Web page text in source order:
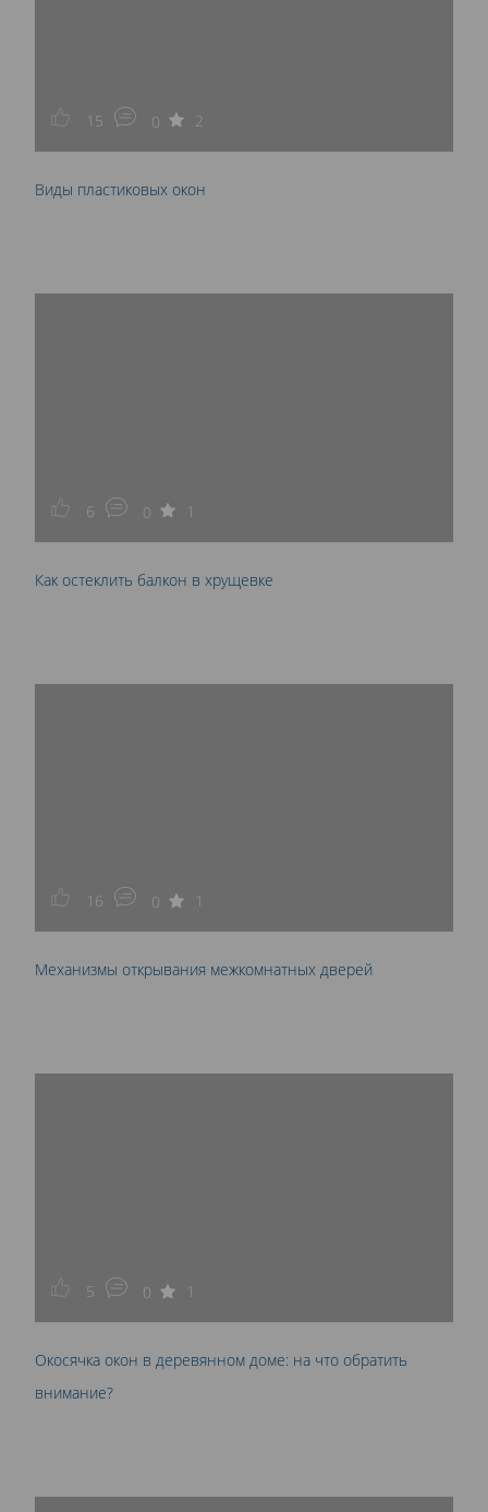
15 0 2
Виды пластиковых окон
6 0 1
Как остеклить балкон в хрущевке
16 0 1
Механизмы открывания межкомнатных дверей
5 0 1
Окосячка окон в деревянном доме: на что обратить
внимание?